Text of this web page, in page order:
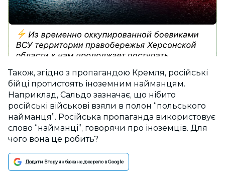
Також, згідно з пропагандою Кремля, російські
бійці протистоять іноземним найманцям.
Наприклад, Сальдо зазначає, що нібито
російські військові взяли в полон “польського
найманця”. Російська пропаганда використовує
слово “найманці”, говорячи про іноземців. Для
чого вона це робить?
Додати Вгору як бажане джерело в Google